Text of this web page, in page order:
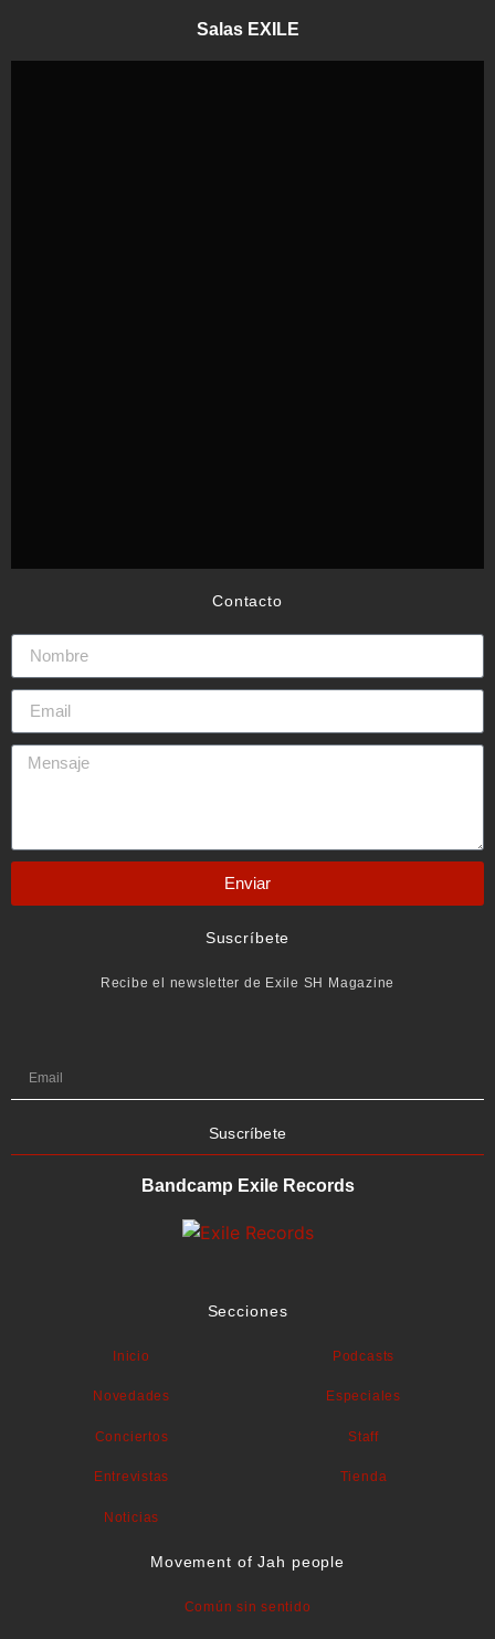
Salas EXILE
Contacto
Enviar
Suscríbete
Recibe el newsletter de Exile SH Magazine
Suscríbete
Bandcamp Exile Records
Secciones
Inicio
Novedades
Conciertos
Entrevistas
Noticias
Podcasts
Especiales
Staff
Tienda
Movement of Jah people
Común sin sentido